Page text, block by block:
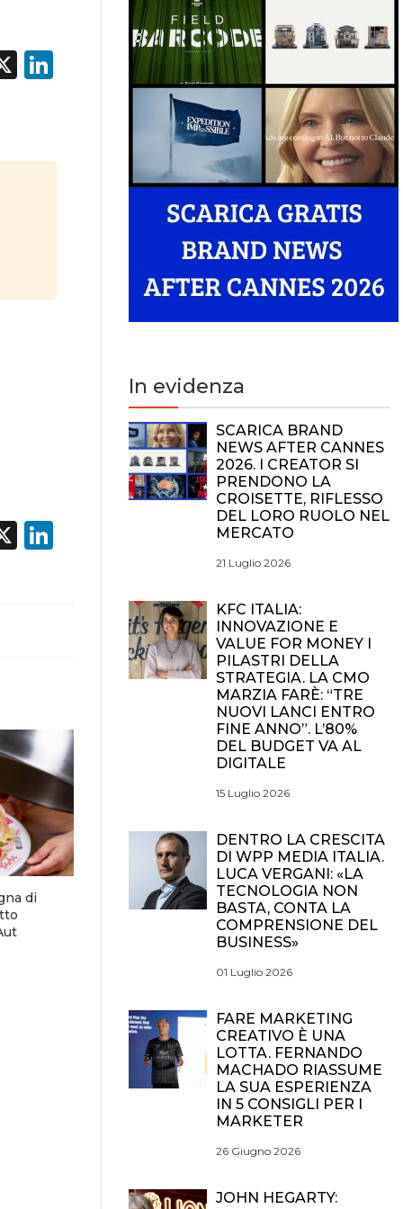
X LinkedIn
X LinkedIn
di
In evidenza
SCARICA BRAND
NEWS AFTER CANNES
2026. I CREATOR SI
PRENDONO LA
CROISETTE, RIFLESSO
DEL LORO RUOLO NEL
MERCATO
21 Luglio 2026
KFC ITALIA:
INNOVAZIONE E
VALUE FOR MONEY I
PILASTRI DELLA
STRATEGIA. LA CMO
MARZIA FARÈ: “TRE
NUOVI LANCI ENTRO
FINE ANNO”. L’80%
DEL BUDGET VA AL
DIGITALE
15 Luglio 2026
DENTRO LA CRESCITA
DI WPP MEDIA ITALIA.
LUCA VERGANI: «LA
TECNOLOGIA NON
BASTA, CONTA LA
COMPRENSIONE DEL
BUSINESS»
01 Luglio 2026
FARE MARKETING
CREATIVO È UNA
LOTTA. FERNANDO
MACHADO RIASSUME
LA SUA ESPERIENZA
IN 5 CONSIGLI PER I
MARKETER
26 Giugno 2026
JOHN HEGARTY: